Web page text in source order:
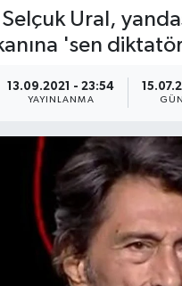
Selçuk Ural,
'sen
13.09.2021 - 23:54
YAYINLANMA